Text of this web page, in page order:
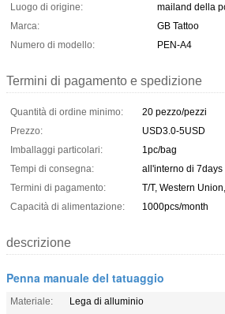
Luogo di origine:
mailand della
Marca:
GB Tattoo
Numero di modello:
PEN-A4
Termini di pagamento e spedizione
Quantità di ordine minimo:
20 pezzo/pezzi
Prezzo:
USD3.0-5USD
Imballaggi particolari:
1pc/bag
Tempi di consegna:
all'interno di 7days
Termini di pagamento:
T/T, Western
Capacità di alimentazione:
1000pcs/month
descrizione
Penna manuale del tatuaggio
Materiale:
Lega di alluminio